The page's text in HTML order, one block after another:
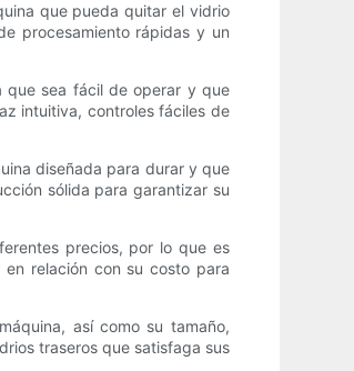
que pueda quitar el vidrio
procesamiento rápidas y un
que sea fácil de operar y que
intuitiva, controles fáciles de
diseñada para durar y que
sólida para garantizar su
precios, por lo que es
relación con su costo para
así como su tamaño,
traseros que satisfaga sus